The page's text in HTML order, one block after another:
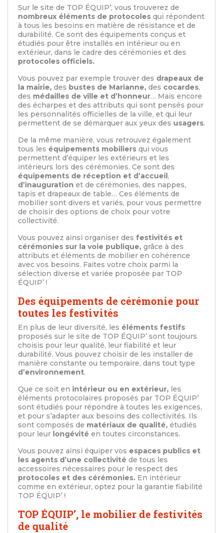
Sur le site de TOP ÉQUIP’, vous trouverez de
nombreux éléments de protocoles qui répondent
à tous les besoins en matière de résistance et de
durabilité. Ce sont des équipements conçus et
étudiés pour être installés en intérieur ou en
extérieur, dans le cadre des cérémonies et des
protocoles officiels.
Vous pouvez par exemple trouver des drapeaux de
la mairie, des bustes de Marianne, des cocardes,
des médailles de ville et d’honneur… Mais encore
des écharpes et des attributs qui sont pensés pour
les personnalités officielles de la ville, et qui leur
permettent de se démarquer aux yeux des usagers.
De la même manière, vous retrouvez également
tous les équipements mobiliers qui vous
permettent d’équiper les extérieurs et les
intérieurs lors des cérémonies. Ce sont des
équipements de réception et d’accueil,
d’inauguration et de cérémonies, des nappes,
tapis et drapeaux de table… Ces éléments de
mobilier sont divers et variés, pour vous permettre
de choisir des options de choix pour votre
collectivité.
Vous pouvez ainsi organiser des festivités et
cérémonies sur la voie publique, grâce à des
attributs et éléments de mobilier en cohérence
avec vos besoins. Faites votre choix parmi la
sélection diverse et variée proposée par TOP
ÉQUIP’ !
Des équipements de cérémonie pour
toutes les festivités
En plus de leur diversité, les éléments festifs
proposés sur le site de TOP ÉQUIP’ sont toujours
choisis pour leur qualité, leur fiabilité et leur
durabilité. Vous pouvez choisir de les installer de
manière constante ou temporaire, dans tout type
d’environnement.
Que ce soit en intérieur ou en extérieur, les
éléments protocolaires proposés par TOP ÉQUIP’
sont étudiés pour répondre à toutes les exigences,
et pour s’adapter aux besoins des collectivités. Ils
sont composés de matériaux de qualité, étudiés
pour leur longévité en toutes circonstances.
Vous pouvez ainsi équiper vos espaces publics et
les agents d’une collectivité de tous les
accessoires nécessaires pour le respect des
protocoles et des cérémonies. En intérieur
comme en extérieur, optez pour la garantie fiabilité
TOP ÉQUIP’ !
TOP ÉQUIP’, le mobilier de festivités
de qualité